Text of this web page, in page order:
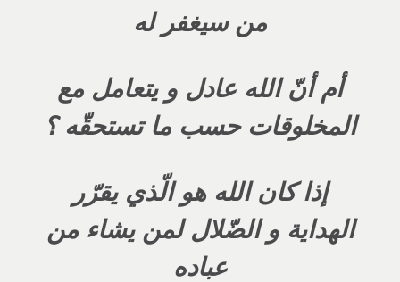
من سيغفر له
أم أنّ الله عادل و يتعامل مع
المخلوقات حسب ما تستحقّه ؟
إذا كان الله هو الّذي يقرّر
الهداية و الضّلال لمن يشاء من
عباده